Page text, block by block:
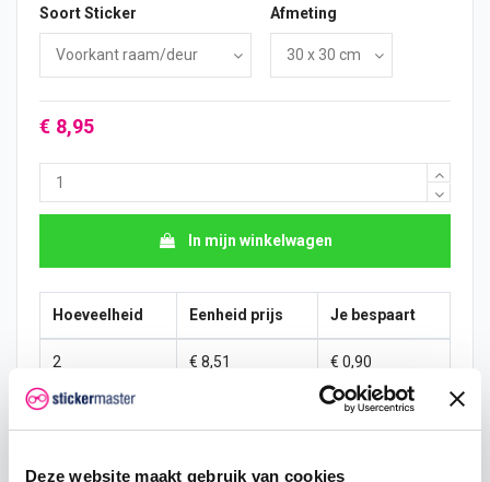
Deze website maakt gebruik van cookies
Soort Sticker Afmeting
€ 8,95
In mijn winkelwagen
Hoeveelheid Eenheid prijs Je bespaart
2 € 8,51 € 0,90
5 € 3,36